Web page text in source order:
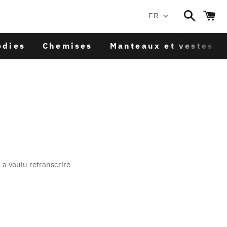
Chemises Manteaux et vestes
a voulu retranscrire
FR